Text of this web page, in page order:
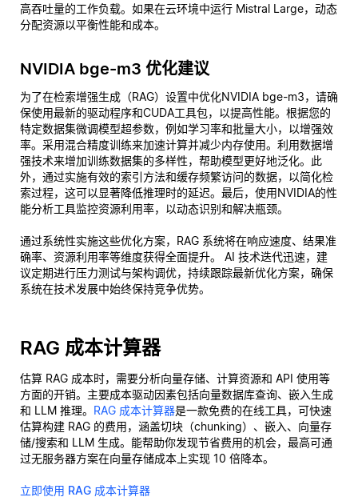
高吞吐量的工作负载。如果在云环境中运行 Mistral Large，动态
分配资源以平衡性能和成本。
NVIDIA bge-m3 优化建议
为了在检索增强生成（RAG）设置中优化NVIDIA bge-m3，请确
保使用最新的驱动程序和CUDA工具包，以提高性能。根据您的
特定数据集微调模型超参数，例如学习率和批量大小，以增强效
率。采用混合精度训练来加速计算并减少内存使用。利用数据增
强技术来增加训练数据集的多样性，帮助模型更好地泛化。此
外，通过实施有效的索引方法和缓存频繁访问的数据，以简化检
索过程，这可以显著降低推理时的延迟。最后，使用NVIDIA的性
能分析工具监控资源利用率，以动态识别和解决瓶颈。
通过系统性实施这些优化方案，RAG 系统将在响应速度、结果准
确率、资源利用率等维度获得全面提升。 AI 技术迭代迅速，建
议定期进行压力测试与架构调优，持续跟踪最新优化方案，确保
系统在技术发展中始终保持竞争优势。
RAG 成本计算器
估算 RAG 成本时，需要分析向量存储、计算资源和 API 使用等
方面的开销。主要成本驱动因素包括向量数据库查询、嵌入生成
和 LLM 推理。 RAG 成本计算器是一款免费的在线工具，可快速
估算构建 RAG 的费用，涵盖切块（chunking）、嵌入、向量存
储/搜索和 LLM 生成。能帮助你发现节省费用的机会，最高可通
过无服务器方案在向量存储成本上实现 10 倍降本。
立即使用 RAG 成本计算器